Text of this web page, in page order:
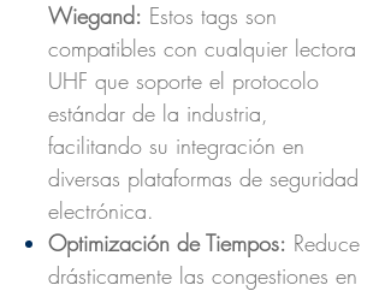
Wiegand: Estos tags son
compatibles con cualquier lectora
UHF que soporte el protocolo
estándar de la industria,
facilitando su integración en
diversas plataformas de seguridad
electrónica.
Optimización de Tiempos: Reduce
drásticamente las congestiones en